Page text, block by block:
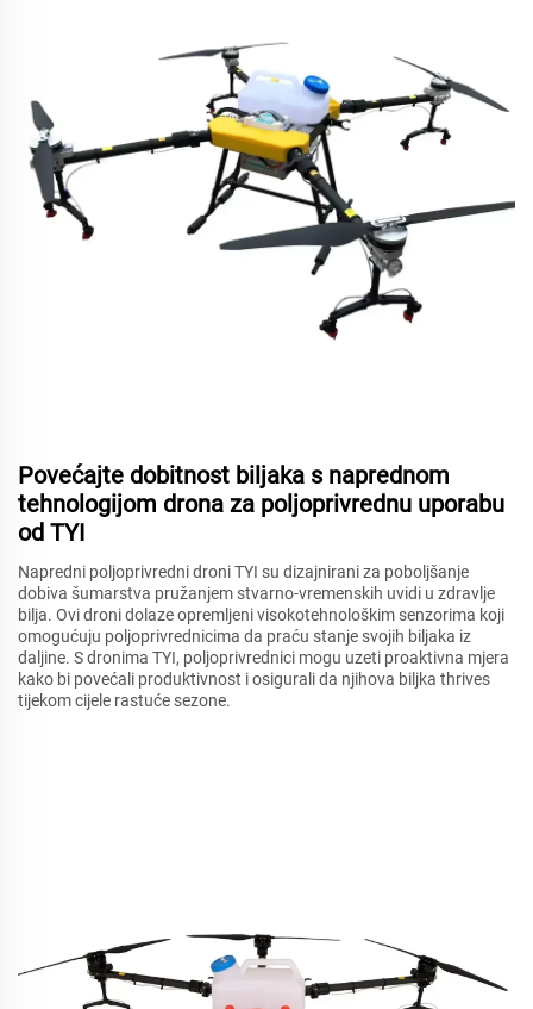
Povećajte dobitnost biljaka s naprednom
tehnologijom drona za poljoprivrednu uporabu
od TYI
Napredni poljoprivredni droni TYI su dizajnirani za poboljšanje
dobiva šumarstva pružanjem stvarno-vremenskih uvidi u zdravlje
bilja. Ovi droni dolaze opremljeni visokotehnološkim senzorima koji
omogućuju poljoprivrednicima da praću stanje svojih biljaka iz
daljine. S dronima TYI, poljoprivrednici mogu uzeti proaktivna mjera
kako bi povećali produktivnost i osigurali da njihova biljka thrives
tijekom cijele rastuće sezone.